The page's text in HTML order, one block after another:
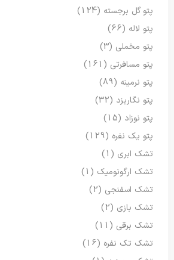
پتو گل برجسته (124)
پتو لاله (66)
پتو مخملی (3)
پتو مسافرتی (161)
پتو نرمینه (89)
پتو نگاریزد (32)
پتو نوزاد (15)
پتو یک نفره (129)
تشک ابری (1)
تشک ارگونومیک (1)
تشک اسفنجی (2)
تشک بازی (2)
تشک برقی (11)
تشک تک نفره (16)